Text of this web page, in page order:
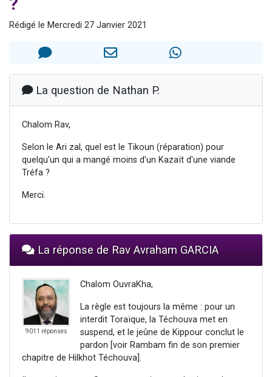
30 personnes viennent de faire un don pour Sauvez la jambe de Yohan
Il reste 49 places pour étudier en groupe sur Zoom
Rédigé le Mercredi 27 Janvier 2021
La question de Nathan P.
Chalom Rav,
Selon le Ari zal, quel est le Tikoun (réparation) pour
quelqu'un qui a mangé moins d'un Kazaït d'une viande
Tréfa ?
Merci.
La réponse de Rav Avraham GARCIA
9011 réponses
Chalom OuvraKha,
La règle est toujours la même : pour un
interdit Toraïque, la Téchouva met en
suspend, et le jeûne de Kippour conclut le
pardon [voir Rambam fin de son premier
chapitre de Hilkhot Téchouva].